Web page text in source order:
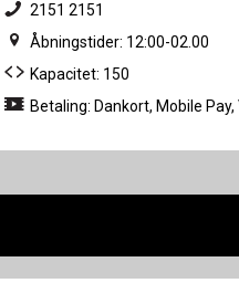
2151 2151
Åbningstider: 12:00-02.00
Kapacitet: 150
Betaling: Dankort, Mobile